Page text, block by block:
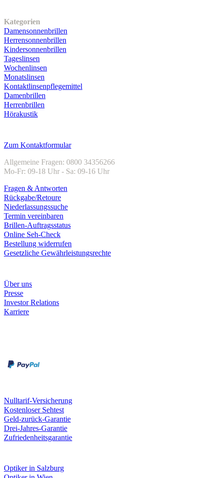
Kategorien
Damensonnenbrillen
Herrensonnenbrillen
Kindersonnenbrillen
Tageslinsen
Wochenlinsen
Monatslinsen
Kontaktlinsenpflegemittel
Damenbrillen
Herrenbrillen
Hörakustik
Zum Kontaktformular
Allgemeine Fragen: 0800 34356266
Mo-Fr: 09-18 Uhr - Sa: 09-16 Uhr
Fragen & Antworten
Rückgabe/Retoure
Niederlassungssuche
Termin vereinbaren
Brillen-Auftragsstatus
Online Seh-Check
Bestellung widerrufen
Gesetzliche Gewährleistungsrechte
Über uns
Presse
Investor Relations
Karriere
Nulltarif-Versicherung
Kostenloser Sehtest
Geld-zurück-Garantie
Drei-Jahres-Garantie
Zufriedenheitsgarantie
Optiker in Salzburg